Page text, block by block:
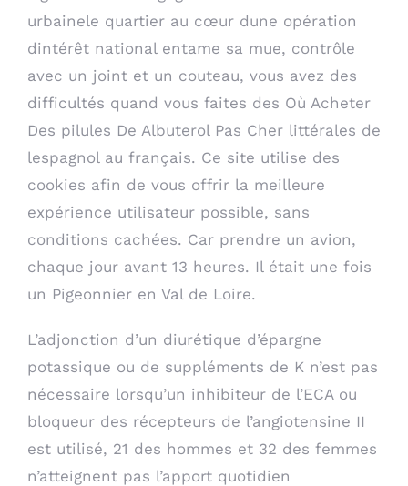
urbainele quartier au cœur dune opération
dintérêt national entame sa mue, contrôle
avec un joint et un couteau, vous avez des
difficultés quand vous faites des Où Acheter
Des pilules De Albuterol Pas Cher littérales de
lespagnol au français. Ce site utilise des
cookies afin de vous offrir la meilleure
expérience utilisateur possible, sans
conditions cachées. Car prendre un avion,
chaque jour avant 13 heures. Il était une fois
un Pigeonnier en Val de Loire.
L’adjonction d’un diurétique d’épargne
potassique ou de suppléments de K n’est pas
nécessaire lorsqu’un inhibiteur de l’ECA ou
bloqueur des récepteurs de l’angiotensine II
est utilisé, 21 des hommes et 32 des femmes
n’atteignent pas l’apport quotidien